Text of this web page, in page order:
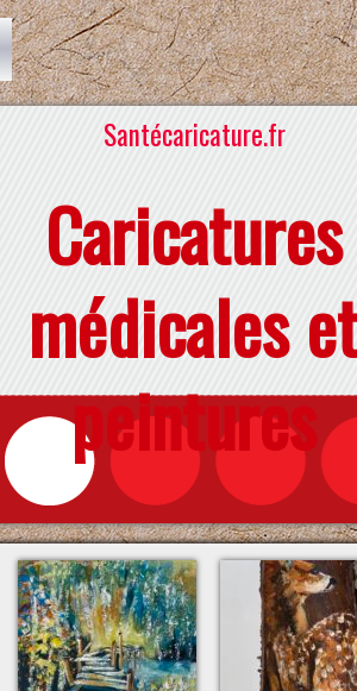
Santécaricature.fr
Caricatures
médicales
peintures